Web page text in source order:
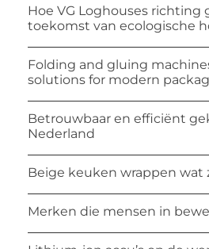
Hoe VG Loghouses richting
toekomst van ecologische
Folding and gluing
solutions for modern
Betrouwbaar en efficiënt
Nederland
Beige keuken wrappen wat
Merken die mensen in